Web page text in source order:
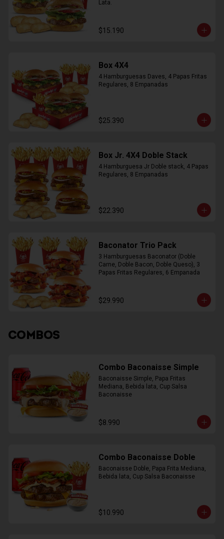
Lata.
$15.190
Box 4X4
4 Hamburguesas Daves, 4 Papas Fritas
Regulares, 8 Empanadas
$25.390
Box Jr. 4X4 Doble Stack
4 Hamburguesa Jr Doble stack, 4 Papas
Regulares, 8 Empanadas
$22.390
Baconator Trio Pack
3 Hamburguesas Baconator (Doble
Carne, Doble Bacon, Doble Queso), 3
Papas Fritas Regulares, 6 Empanada
$29.990
COMBOS
Combo Baconaisse Simple
Baconaisse Simple, Papa Fritas
Mediana, Bebida lata, Cup Salsa
Baconaisse
$8.990
Combo Baconaisse Doble
Baconaisse Doble, Papa Frita Mediana,
Bebida lata, Cup Salsa Baconaisse
$10.990